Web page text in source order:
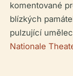
komentované
blízkých
pulzující
Nationale